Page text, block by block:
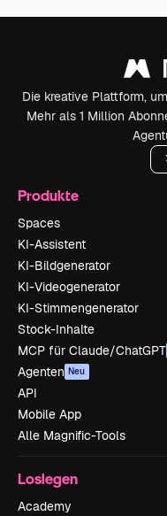
Die kreative Plattform,
Mehr als 1 Million
Produkte
Spaces
KI-Assistent
KI-Bildgenerator
KI-Videogenerator
KI-Stimmengenerator
Stock-Inhalte
MCP für Claude/ChatGPT
Agenten Neu
API
Mobile App
Alle Magnific-Tools
Loslegen
Academy